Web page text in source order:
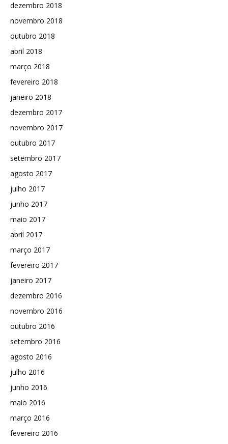
dezembro 2018
novembro 2018
outubro 2018
abril 2018
março 2018
fevereiro 2018
janeiro 2018
dezembro 2017
novembro 2017
outubro 2017
setembro 2017
agosto 2017
julho 2017
junho 2017
maio 2017
abril 2017
março 2017
fevereiro 2017
janeiro 2017
dezembro 2016
novembro 2016
outubro 2016
setembro 2016
agosto 2016
julho 2016
junho 2016
maio 2016
março 2016
fevereiro 2016